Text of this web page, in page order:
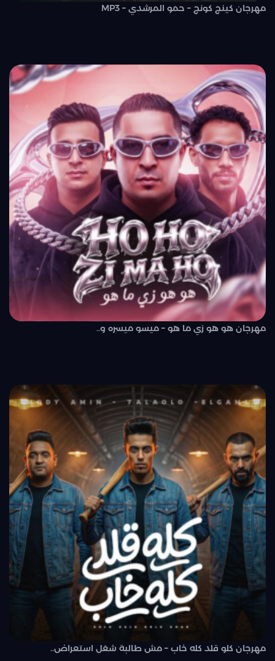
مهرجان كينج كونج – حمو المرشدي – MP3
مهرجان هو هو زي ما هو – ميسو ميسره و..
مهرجان كلو قلد كله خاب – مش طالبة شغل استعراض..